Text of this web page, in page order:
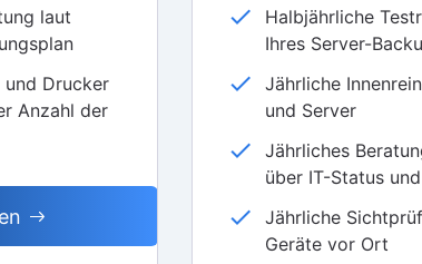
laut
und Drucker
Anzahl der
check
Halbjährliche
Ihres Server-
check
Jährliche
und Server
check
Jährliches
über IT-Status
check
Jährliche
Geräte vor Ort